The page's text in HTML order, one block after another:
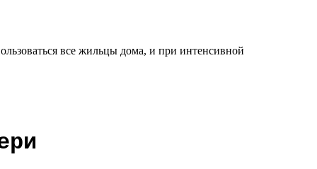
все жильцы дома, и при интенсивной